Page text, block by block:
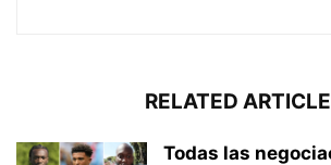
RELATED
Todas las